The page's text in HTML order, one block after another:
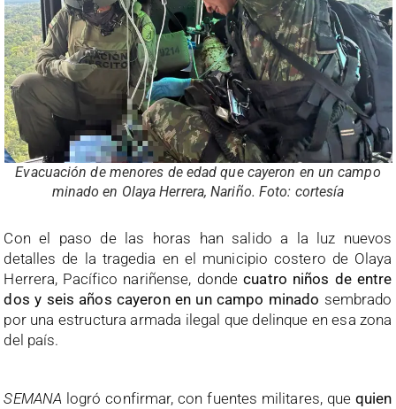
Evacuación de menores de edad que cayeron en un campo
minado en Olaya Herrera, Nariño. Foto: cortesía
Con el paso de las horas han salido a la luz nuevos
detalles de la tragedia en el municipio costero de Olaya
Herrera, Pacífico nariñense, dondecuatro niños de entre
dos y seis años cayeron en un campo minado sembrado
por una estructura armada ilegal que delinque en esa zona
del país.
SEMANA logró confirmar, con fuentes militares, quequien